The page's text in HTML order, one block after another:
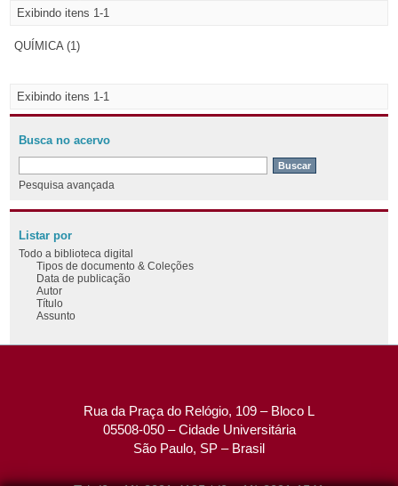
Exibindo itens 1-1
QUÍMICA (1)
Exibindo itens 1-1
Busca no acervo
Pesquisa avançada
Listar por
Todo a biblioteca digital
Tipos de documento & Coleções
Data de publicação
Autor
Título
Assunto
Rua da Praça do Relógio, 109 – Bloco L
05508-050 – Cidade Universitária
São Paulo, SP – Brasil